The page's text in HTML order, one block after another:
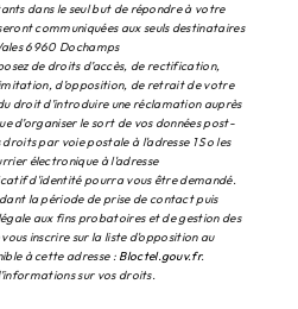
dans le seul but de répondre à votre
communiquées aux seuls destinataires
6960 Dochamps
de droits d’accès, de rectification,
d’opposition, de retrait de votre
droit d’introduire une réclamation auprès
d’organiser le sort de vos données post-
par voie postale à l'adresse 1 So les
électronique à l'adresse
d'identité pourra vous être demandé.
la période de prise de contact puis
aux fins probatoires et de gestion des
inscrire sur la liste d'opposition au
à cette adresse : Bloctel.gouv.fr.
sur vos droits.